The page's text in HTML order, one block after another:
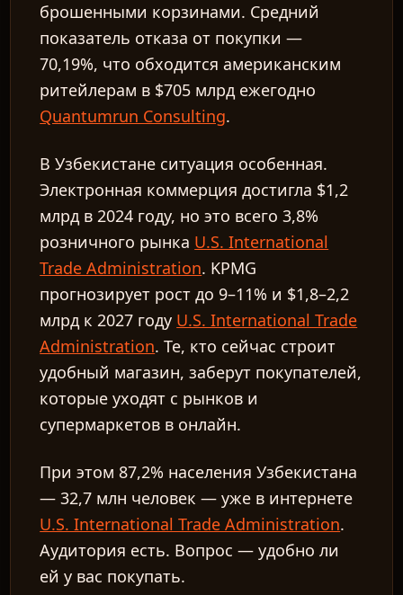
брошенными корзинами. Средний
показатель отказа от покупки —
70,19%, что обходится американским
ритейлерам в $705 млрд ежегодно
Quantumrun Consulting.
В Узбекистане ситуация особенная.
Электронная коммерция достигла $1,2
млрд в 2024 году, но это всего 3,8%
розничного рынка U.S. International
Trade Administration. KPMG
прогнозирует рост до 9–11% и $1,8–2,2
млрд к 2027 году U.S. International Trade
Administration. Те, кто сейчас строит
удобный магазин, заберут покупателей,
которые уходят с рынков и
супермаркетов в онлайн.
При этом 87,2% населения Узбекистана
— 32,7 млн человек — уже в интернете
U.S. International Trade Administration.
Аудитория есть. Вопрос — удобно ли
ей у вас покупать.